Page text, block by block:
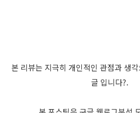
본 리뷰는 지극히 개인적인 관점과 생
글 입니다?.